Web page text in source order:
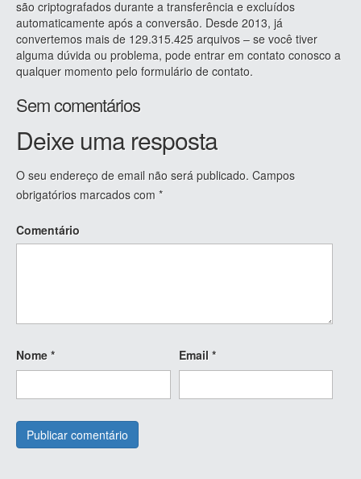
são criptografados durante a transferência e excluídos
automaticamente após a conversão. Desde 2013, já
convertemos mais de 129.315.425 arquivos – se você tiver
alguma dúvida ou problema, pode entrar em contato conosco a
qualquer momento pelo formulário de contato.
Sem comentários
Deixe uma resposta
O seu endereço de email não será publicado. Campos
obrigatórios marcados com *
Comentário
Nome * Email *